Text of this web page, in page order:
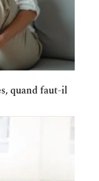
quand faut-il